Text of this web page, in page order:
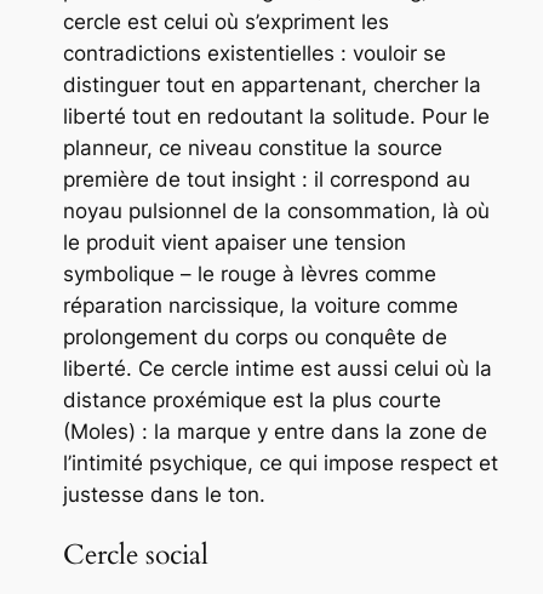
cercle est celui où s’expriment les
contradictions existentielles : vouloir se
distinguer tout en appartenant, chercher la
liberté tout en redoutant la solitude. Pour le
planneur, ce niveau constitue la source
première de tout insight : il correspond au
noyau pulsionnel de la consommation, là où
le produit vient apaiser une tension
symbolique – le rouge à lèvres comme
réparation narcissique, la voiture comme
prolongement du corps ou conquête de
liberté. Ce cercle intime est aussi celui où la
distance proxémique est la plus courte
(Moles) : la marque y entre dans la zone de
l’intimité psychique, ce qui impose respect et
justesse dans le ton.
Cercle social